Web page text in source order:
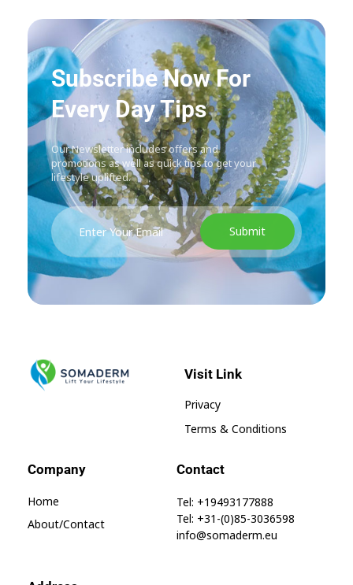
Subscribe Now For
Every Day Tips
Our Newsletter includes offers and
promotions as well as quick tips to get your
lifestyle uplifted.
Visit Link
Privacy
Terms & Conditions
Company
Home
About/contact
Contact
Tel: +19493177888
Tel: +31-(0)85-3036598
info@somaderm.eu